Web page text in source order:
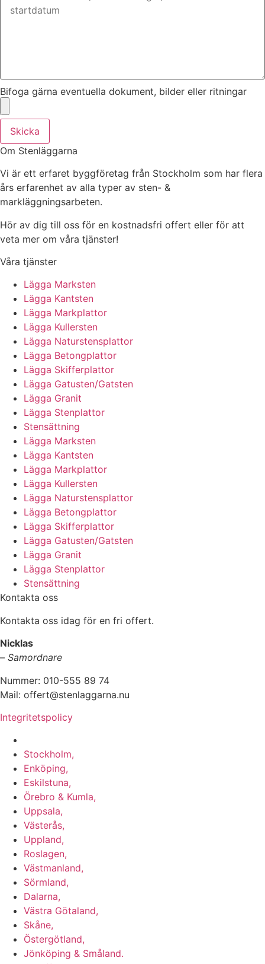
Bifoga gärna eventuella dokument, bilder eller ritningar
Skicka
Om Stenläggarna
Vi är ett erfaret byggföretag från Stockholm som har flera
års erfarenhet av alla typer av sten- &
markläggningsarbeten.
Hör av dig till oss för en kostnadsfri offert eller för att
veta mer om våra tjänster!
Våra tjänster
Lägga Marksten
Lägga Kantsten
Lägga Markplattor
Lägga Kullersten
Lägga Naturstensplattor
Lägga Betongplattor
Lägga Skifferplattor
Lägga Gatusten/Gatsten
Lägga Granit
Lägga Stenplattor
Stensättning
Lägga Marksten
Lägga Kantsten
Lägga Markplattor
Lägga Kullersten
Lägga Naturstensplattor
Lägga Betongplattor
Lägga Skifferplattor
Lägga Gatusten/Gatsten
Lägga Granit
Lägga Stenplattor
Stensättning
Kontakta oss
Kontakta oss idag för en fri offert.
Nicklas
– Samordnare
Nummer: 010-555 89 74
Mail: offert@stenlaggarna.nu
Integritetspolicy
Stockholm,
Enköping,
Eskilstuna,
Örebro & Kumla,
Uppsala,
Västerås,
Uppland,
Roslagen,
Västmanland,
Sörmland,
Dalarna,
Västra Götaland,
Skåne,
Östergötland,
Jönköping & Småland.